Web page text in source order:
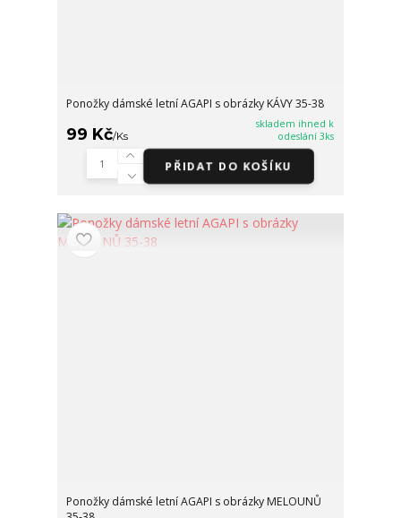
Ponožky dámské letní AGAPI s obrázky KÁVY 35-38
99 Kč/Ks
skladem ihned k
odeslání 3ks
PŘIDAT DO KOŠÍKU
Ponožky dámské letní AGAPI s obrázky MELOUNŮ